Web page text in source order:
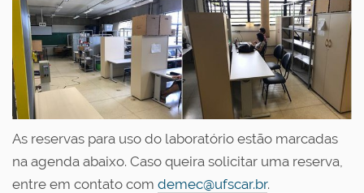
As reservas para uso do laboratório estão marcadas
na agenda abaixo. Caso queira solicitar uma reserva,
entre em contato com demec@ufscar.br.